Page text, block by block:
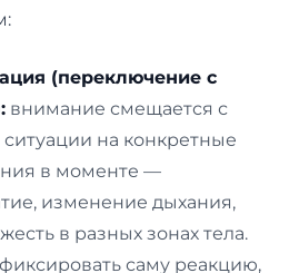
(переключение с
внимание смещается с
на конкретные
в моменте —
изменение дыхания,
в разных зонах тела.
саму реакцию,